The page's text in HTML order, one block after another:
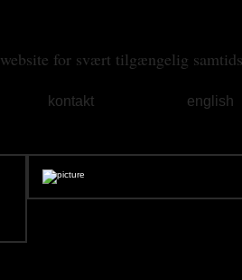
website for svært tilgængelig
kontakt english